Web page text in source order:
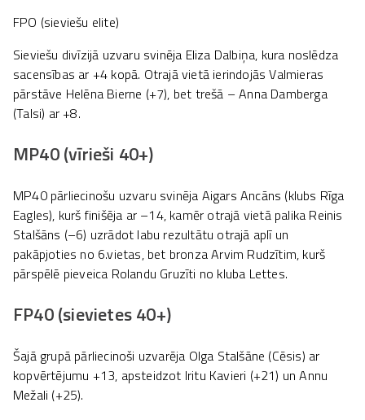
FPO (sieviešu elite)
Sieviešu divīzijā uzvaru svinēja Eliza Dalbiņa, kura noslēdza
sacensības ar +4 kopā. Otrajā vietā ierindojās Valmieras
pārstāve Helēna Bierne (+7), bet trešā – Anna Damberga
(Talsi) ar +8.
MP40 (vīrieši 40+)
MP40 pārliecinošu uzvaru svinēja Aigars Ancāns (klubs Rīga
Eagles), kurš finišēja ar –14, kamēr otrajā vietā palika Reinis
Stalšāns (–6) uzrādot labu rezultātu otrajā aplī un
pakāpjoties no 6.vietas, bet bronza Arvim Rudzītim, kurš
pārspēlē pieveica Rolandu Gruzīti no kluba Lettes.
FP40 (sievietes 40+)
Šajā grupā pārliecinoši uzvarēja Olga Stalšāne (Cēsis) ar
kopvērtējumu +13, apsteidzot Iritu Kavieri (+21) un Annu
Mežali (+25).